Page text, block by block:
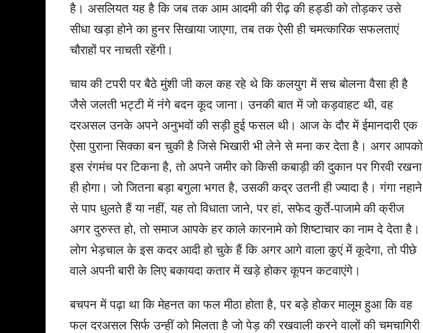
है। असलियत यह है कि जब तक आम आदमी की रीढ़ की हड्डी को तोड़कर उसे
सीधा खड़ा होने का हुनर सिखाया जाएगा, तब तक ऐसी ही चमत्कारिक सफलताएं
चौराहों पर नाचती रहेंगी।
चाय की टपरी पर बैठे मुंशी जी कल कह रहे थे कि कलयुग में सच बोलना वैसा ही है
जैसे जलती भट्टी में नंगे बदन कूद जाना। उनकी बात में जो कड़वाहट थी, वह
दरअसल उनके अपने अनुभवों की सड़ी हुई फसल थी। आज के दौर में ईमानदारी एक
ऐसा पुराना सिक्का बन चुकी है जिसे भिखारी भी लेने से मना कर देता है। अगर आपको
इस रंगमंच पर टिकना है, तो अपने जमीर को किसी कबाड़ी की दुकान पर गिरवी रखना
ही होगा। जो जितना बड़ा बगुला भगत है, उसकी कद्र उतनी ही ज्यादा है। गंगा नहाने
से पाप धुलते हैं या नहीं, यह तो विधाता जाने, पर हां, सफेद कुर्ते-पाजामे की क्रीज
अगर दुरुस्त हो, तो समाज आपके हर काले कारनामे को शिष्टाचार का नाम दे देता है।
लोग भेड़चाल के इस कदर आदी हो चुके हैं कि अगर आगे वाला कुएं में कूदेगा, तो पीछे
वाले अपनी बारी के लिए बकायदा कतार में खड़े होकर कूपन कटवाएंगे।
बचपन में पढ़ा था कि मेहनत का फल मीठा होता है, पर बड़े होकर मालूम हुआ कि वह
फल दरअसल सिर्फ उन्हीं को मिलता है जो पेड़ की रखवाली करने वालों की चमचागिरी